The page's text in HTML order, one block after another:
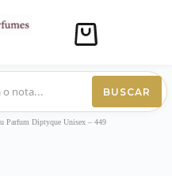
Carro
compra
BUSCAR
Parfum Diptyque Unisex – 449